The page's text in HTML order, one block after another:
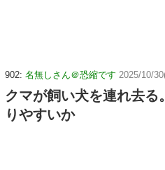
902: 名無しさん＠恐縮です 2025/10/
クマが飼い犬を連れ去
りやすいか